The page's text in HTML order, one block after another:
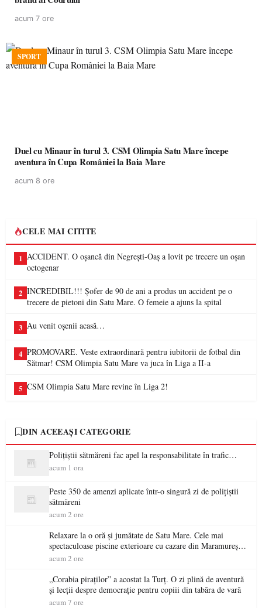
acum 7 ore
SPORT
Duel cu Minaur în turul 3. CSM Olimpia Satu Mare începe
aventura în Cupa României la Baia Mare
acum 8 ore
CELE MAI CITITE
1 ACCIDENT. O oșancă din Negrești-Oaș a lovit pe trecere un oșan
octogenar
2 INCREDIBIL!!! Șofer de 90 de ani a produs un accident pe o
trecere de pietoni din Satu Mare. O femeie a ajuns la spital
3 Au venit oșenii acasă…
4 PROMOVARE. Veste extraordinară pentru iubitorii de fotbal din
Sătmar! CSM Olimpia Satu Mare va juca în Liga a II-a
5 CSM Olimpia Satu Mare revine în Liga 2!
DIN ACEEAȘI CATEGORIE
Polițiștii sătmăreni fac apel la responsabilitate în trafic…
acum 1 ora
Peste 350 de amenzi aplicate într-o singură zi de polițiștii
sătmăreni
acum 2 ore
Relaxare la o oră și jumătate de Satu Mare. Cele mai
spectaculoase piscine exterioare cu cazare din Maramureș,
ideale pentru o escapadă de vară
acum 2 ore
„Corabia piraților” a acostat la Turț. O zi plină de aventură
și lecții despre democrație pentru copiii din tabăra de vară
acum 7 ore